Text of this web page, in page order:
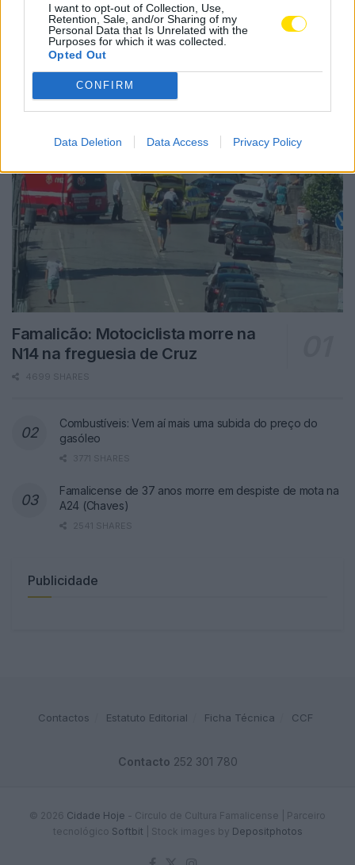
I want to opt-out of Collection, Use,
Retention, Sale, and/or Sharing of my
Personal Data that Is Unrelated with the
Purposes for which it was collected.
Opted Out
CONFIRM
Data Deletion Data Access Privacy Policy
Notícias Populares
Famalicão: Motociclista morre na
N14 na freguesia de Cruz
4699 SHARES
Combustíveis: Vem aí mais uma subida do preço do
gasóleo
3771 SHARES
Famalicense de 37 anos morre em despiste de mota na
A24 (Chaves)
2541 SHARES
Publicidade
Contactos Estatuto Editorial Ficha Técnica CCF
Contacto 252 301 780
© 2026 Cidade Hoje - Circulo de Cultura Famalicense | Parceiro
tecnológico Softbit Stock images by Depositphotos